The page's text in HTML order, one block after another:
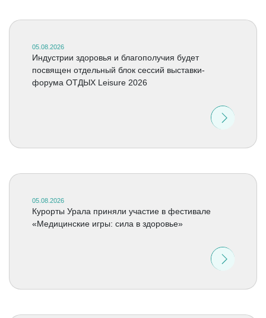
05.08.2026
Индустрии здоровья и благополучия будет
посвящен отдельный блок сессий выставки-
форума ОТДЫХ Leisure 2026
05.08.2026
Курорты Урала приняли участие в фестивале
«Медицинские игры: сила в здоровье»